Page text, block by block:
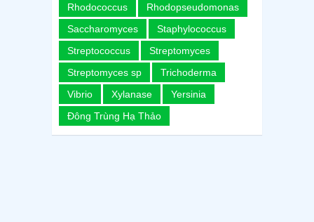
Rhodococcus
Rhodopseudomonas
Saccharomyces
Staphylococcus
Streptococcus
Streptomyces
Streptomyces sp
Trichoderma
Vibrio
Xylanase
Yersinia
Đông Trùng Hạ Thảo